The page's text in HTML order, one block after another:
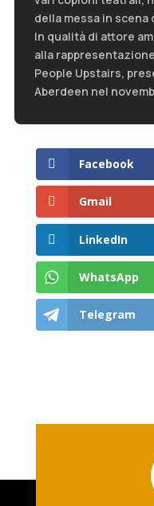
della messa in
In qualità di attore
alla
People Upstairs,
Aberdeen nel
Facebook
Gmail
LinkedIn
WhatsApp
Telegram